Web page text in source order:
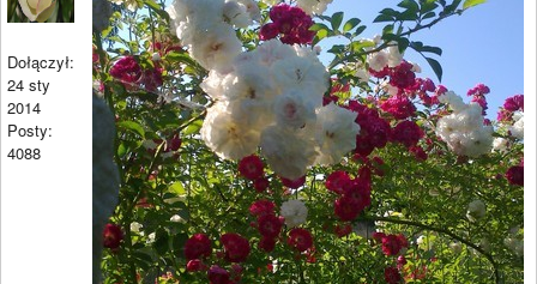
Dołączył:
24 sty
2014
Posty:
4088